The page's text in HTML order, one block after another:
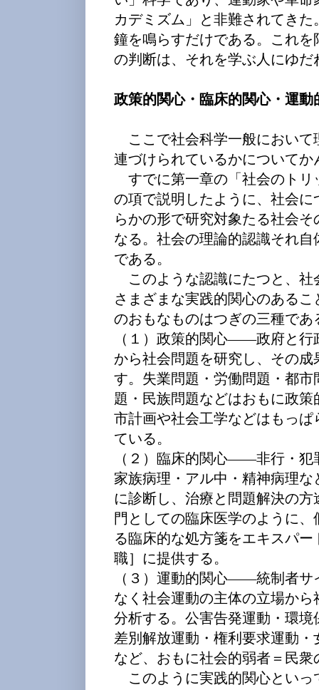
カデミズム」と非難されてき
鐘を鳴らすだけである。これ
の判断は、それを学ぶ人にゆだ
政策的関心・臨床的関心・運動
ここで社会科学一般において
連づけられているかについて
すでに第一章の「社会のトリ
の項で説明したように、社会
らかの形で研究対象たる社会
なる。社会の理論的認識それ
である。
このような認識にたつと、社
さまざまな実践的関心のある
のおもなものはつぎの三種であ
（１）政策的関心――政府と行
から社会問題を研究し、その
す。失業問題・労働問題・都
題・民族問題などはおもに政
市計画や社会工学などはもっ
ている。
（２）臨床的関心――非行・犯
家族病理・アル中・精神病理
に診断し、治療と問題解決の
門としての臨床医学のように
る臨床的な処方箋をエキスパ
職］に提供する。
（３）運動的関心――統制者サ
なく社会運動の主体の立場か
分析する。公害告発運動・環
差別解放運動・権利要求運動
など、おもに社会的弱者＝民
このように実践的関心といっ